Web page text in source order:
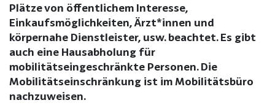
Plätze von öffentlichem Interesse,
Einkaufsmöglichkeiten, Ärzt*innen und
körpernahe Dienstleister, usw. beachtet. Es gibt
auch eine Hausabholung für
mobilitätseingeschränkte Personen. Die
Mobilitätseinschränkung ist im Mobilitätsbüro
nachzuweisen.